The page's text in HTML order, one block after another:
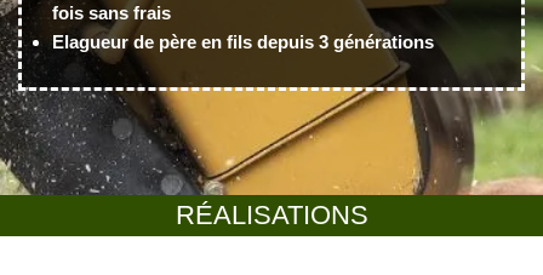
RÉALISATIONS
fois sans frais
Elagueur de père en fils depuis 3 générations